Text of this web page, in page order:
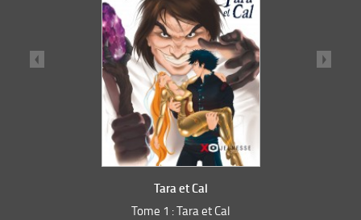
Tara et Cal
Tome 1 : Tara et Cal